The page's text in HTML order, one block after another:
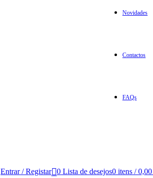
Novidades
Contactos
FAQs
Entrar / Registar 0 Lista de desejos0 itens /